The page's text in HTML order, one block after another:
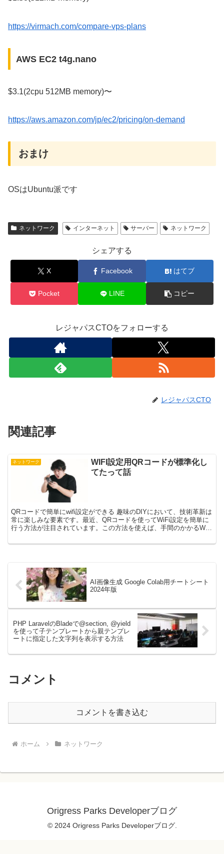
https://virmach.com/compare-vps-plans
AWS EC2 t4g.nano
$3.1(2cpu 512MB memory)〜
https://aws.amazon.com/jp/ec2/pricing/on-demand
おまけ
OSはUbuntu派です
ネットワーク インターネット サーバー ネットワーク
シェアする
X Facebook はてブ
Pocket LINE コピー
レジャパスCTOをフォローする
レジャパスCTO
関連記事
ネットワーク
WIFI設定用QRコードが標準化し
てたって話
QRコードで簡単にwifi設定ができる 趣味のDIYにおいて、技術革新は
常に楽しみな要素です。最近、QRコードを使ってWiFi設定を簡単に
行う方法が注目されています。この方法を使えば、手間のかかるWiFi
AI画像生成 Google Colab用チートシート
2024年版
PHP LaravelのBladeで@section, @yield
を使って子テンプレートから親テンプレ
ートに指定した文字列を表示する方法
コメント
コメントを書き込む
ホーム ネットワーク
Origress Parks Developerブログ
© 2024 Origress Parks Developerブログ.